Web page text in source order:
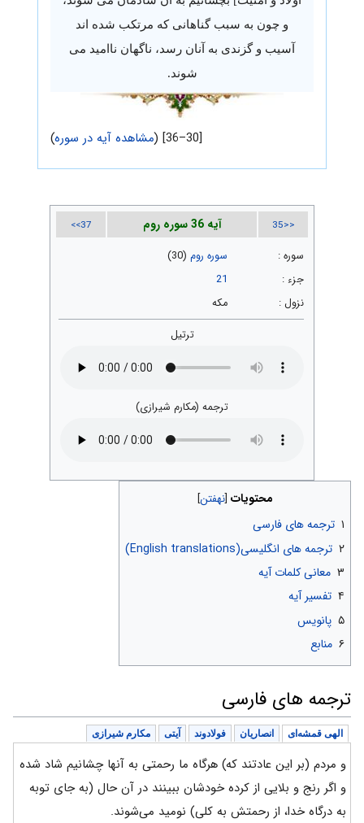
و چون به سبب گناهانی که مرتکب شده اند
آسیب و گزندی به آنان رسد، ناگهان ناامید می
شوند.
[30–36] ( مشاهده آیه در سوره)
<<35 آیه 36 سوره روم 37>>
سوره : سوره روم (30)
جزء :
21
نزول :
مکه
ترتیل
ترجمه (مکارم شیرازی)
محتویات
۱ ترجمه های فارسی
۲ ترجمه های انگلیسی(English translations)
۳ معانی کلمات آیه
۴ تفسیر آیه
۵ پانویس
۶ منابع
ترجمه های فارسی
الهی قمشه‌ای انصاریان فولادوند آیتی مکارم شیرازی
و مردم (بر این عادتند که) هرگاه ما رحمتی به آنها چشانیم شاد شده
و اگر رنج و بلایی از کرده خودشان ببینند در آن حال (به جای توبه
به درگاه خدا، از رحمتش به کلی) نومید می‌شوند.